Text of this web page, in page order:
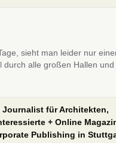
sieht man leider nur
durch alle großen Hallen
Journalist für Architekten,
+ Online
Publishing in